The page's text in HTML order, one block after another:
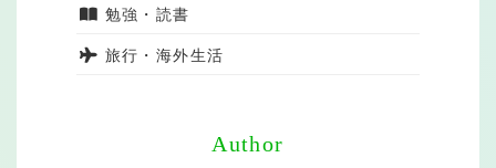
勉強・読書
旅行・海外生活
Author